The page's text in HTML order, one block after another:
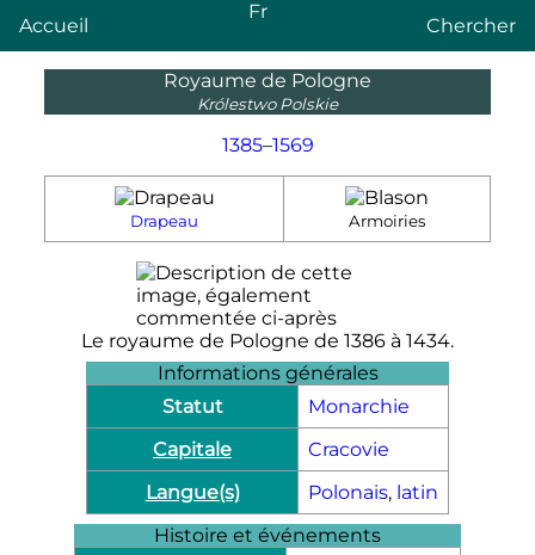
Accueil
Fr
Chercher
Royaume de Pologne
Królestwo Polskie
1385–1569
Drapeau Armoiries
Le royaume de Pologne de 1386 à 1434.
Informations générales
Statut
Monarchie
Capitale
Cracovie
Langue(s)
Polonais, latin
Histoire et événements